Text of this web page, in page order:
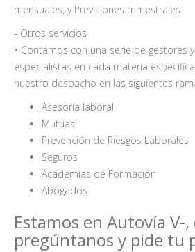
mensuales, y Previsiones trimestrales
- Otros servicios
• Contamos con una serie de gestores
especialistas en cada materia
nuestro despacho en las siguientes
Asesoría laboral
Mutuas
Prevención de Riesgos Laborales
Seguros
Academias de Formación
Abogados
Estamos en Autovía V-,
pregúntanos y pide tu